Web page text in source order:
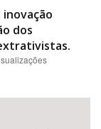
dos